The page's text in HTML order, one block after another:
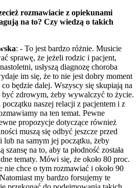
rozmawiacie z opiekunami
na to? Czy wiedzą o takich
: - To jest bardzo różnie. Musicie
sprawę, że jeżeli rodzic i pacjent,
usłyszą diagnozę choroba
im się, że to nie jest dobry moment
będzie dalej. Wszyscy się skupiają na
być zdrowym, żeby wywalczyć to życie.
naszej relacji z pacjentem i z
na ten temat. Pewne
propozycje dotyczące również
muszą się odbyć jeszcze przed
lub na samym jej początku, żeby
na to, aby ta płodność została
tematy. Mówi się, że około 80 proc.
nie chce o tym rozmawiać i około 90
my bardzo forsujemy te